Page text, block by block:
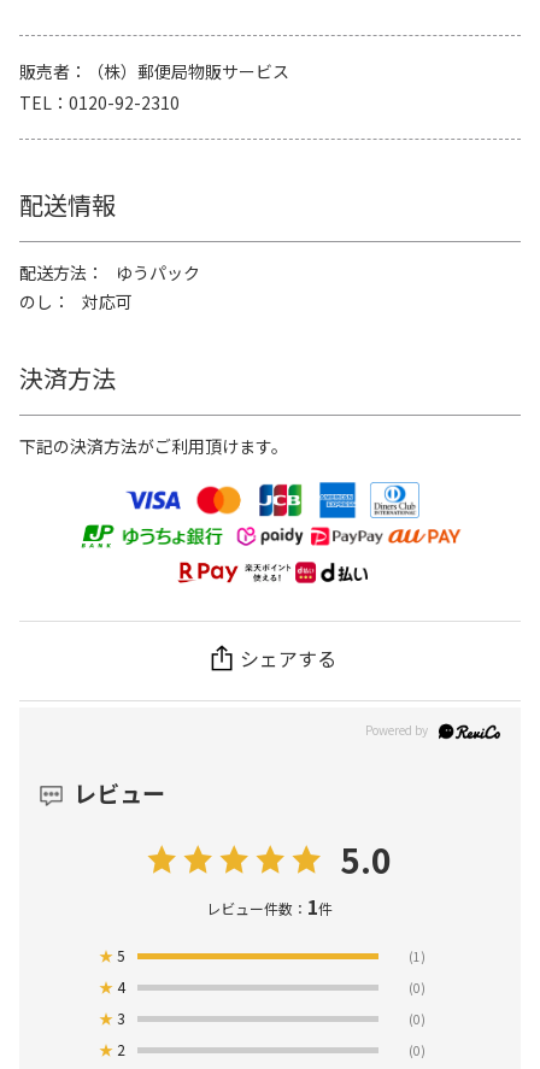
販売者
（株）郵便局物販サービス
TEL
0120-92-2310
配送情報
配送方法
ゆうパック
のし
対応可
決済方法
下記の決済方法がご利用頂けます。
シェアする
レビュー
5.0
レビュー件数： 1件
★5 (1)
★4 (0)
★3 (0)
★ 2 (0)